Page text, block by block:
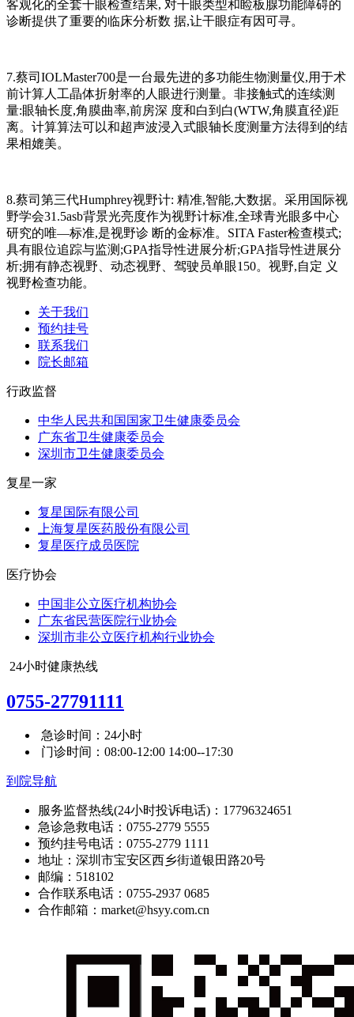
客观化的全套干眼检查结果, 对干眼类型和睑板腺功能障碍的
诊断提供了重要的临床分析数 据,让干眼症有因可寻。
7.蔡司IOLMaster700是一台最先进的多功能生物测量仪,用于术
前计算人工晶体折射率的人眼进行测量。非接触式的连续测
量:眼轴长度,角膜曲率,前房深 度和白到白(WTW,角膜直径)距
离。计算算法可以和超声波浸入式眼轴长度测量方法得到的结
果相媲美。
8.蔡司第三代Humphrey视野计: 精准,智能,大数据。采用国际视
野学会31.5asb背景光亮度作为视野计标准,全球青光眼多中心
研究的唯—标准,是视野诊 断的金标准。SITA Faster检查模式;
具有眼位追踪与监测;GPA指导性进展分析;GPA指导性进展分
析;拥有静态视野、动态视野、驾驶员单眼150。视野,自定 义
视野检查功能。
关于我们
预约挂号
联系我们
院长邮箱
行政监督
中华人民共和国国家卫生健康委员会
广东省卫生健康委员会
深圳市卫生健康委员会
复星一家
复星国际有限公司
上海复星医药股份有限公司
复星医疗成员医院
医疗协会
中国非公立医疗机构协会
广东省民营医院行业协会
深圳市非公立医疗机构行业协会
24小时健康热线
0755-27791111
急诊时间：24小时
门诊时间：08:00-12:00 14:00--17:30
到院导航
服务监督热线(24小时投诉电话)：17796324651
急诊急救电话：0755-2779 5555
预约挂号电话：0755-2779 1111
地址：深圳市宝安区西乡街道银田路20号
邮编：518102
合作联系电话：0755-2937 0685
合作邮箱：market@hsyy.com.cn